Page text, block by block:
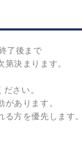
了後まで
決まります。
さい。
あります。
方を優先します。